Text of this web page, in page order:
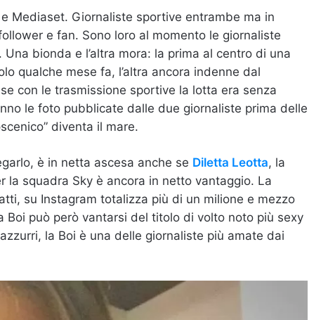
e Mediaset. Giornaliste sportive entrambe ma in
e fan. Sono loro al momento le giornaliste
bionda e l’altra mora: la prima al centro di una
qualche mese fa, l’altra ancora indenne dal
con le trasmissione sportive la lotta era senza
le foto pubblicate dalle due giornaliste prima delle
diventa il mare.
è in netta ascesa anche se Diletta Leotta, la
la squadra Sky è ancora in netto vantaggio. La
su Instagram totalizza più di un milione e mezzo
Boi può però vantarsi del titolo di volto noto più sexy
la Boi è una delle giornaliste più amate dai